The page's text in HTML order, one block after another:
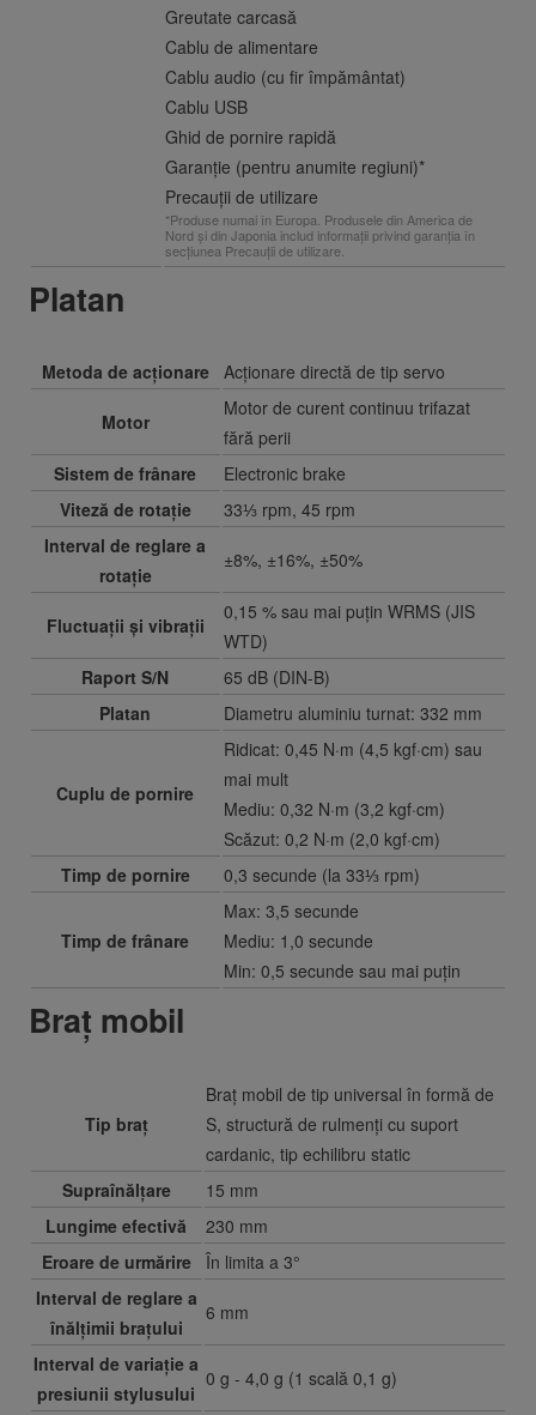
Greutate carcasă
Cablu de alimentare
Cablu audio (cu fir împământat)
Cablu USB
Ghid de pornire rapidă
Garanție (pentru anumite regiuni)*
Precauții de utilizare
*Produse numai în Europa. Produsele din America de
Nord și din Japonia includ informații privind garanția în
secțiunea Precauții de utilizare.
Platan
Metoda de acționare Acționare directă de tip servo
Motor
Motor de curent continuu trifazat
fără perii
Sistem de frânare
Electronic brake
Viteză de rotație
33⅓ rpm, 45 rpm
Interval de reglare a
rotație
±8%, ±16%, ±50%
Fluctuații și vibrații
0,15 % sau mai puțin WRMS (JIS
WTD)
Raport S/N
65 dB (DIN-B)
Platan
Diametru aluminiu turnat: 332 mm
Cuplu de pornire
Ridicat: 0,45 N·m (4,5 kgf·cm) sau
mai mult
Mediu: 0,32 N·m (3,2 kgf·cm)
Scăzut: 0,2 N·m (2,0 kgf·cm)
Timp de pornire
0,3 secunde (la 33⅓ rpm)
Timp de frânare
Max: 3,5 secunde
Mediu: 1,0 secunde
Min: 0,5 secunde sau mai puțin
Braț mobil
Tip braț
Braț mobil de tip universal în formă de
S, structură de rulmenți cu suport
cardanic, tip echilibru static
Supraînălțare
15 mm
Lungime efectivă
230 mm
Eroare de urmărire
În limita a 3°
Interval de reglare a
înălțimii brațului
6 mm
Interval de variație a
presiunii stylusului
0 g - 4,0 g (1 scală 0,1 g)